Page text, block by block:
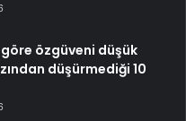
özgüveni düşük
düşürmediği 10